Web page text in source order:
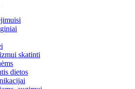
skatinti
dietos